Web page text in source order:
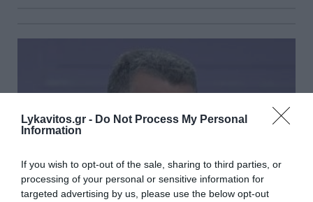
Lykavitos.gr - Do Not Process My Personal
Information
If you wish to opt-out of the sale, sharing to third parties, or
processing of your personal or sensitive information for
targeted advertising by us, please use the below opt-out